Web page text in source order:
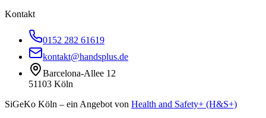
Kontakt
0152 282 61619
kontakt@handsplus.de
Barcelona-Allee 12
51103 Köln
SiGeKo Köln – ein Angebot von Health and Safety+ (H&S+)